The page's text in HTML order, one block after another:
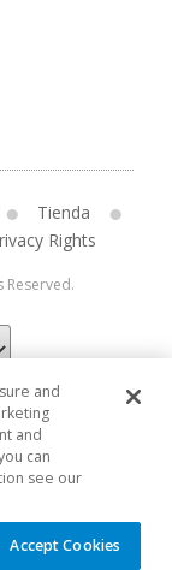
Tienda
Rights
Reserved.
and
and
can
see our
Accept Cookies